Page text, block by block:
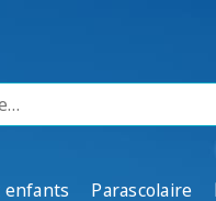
enfants Parascolaire